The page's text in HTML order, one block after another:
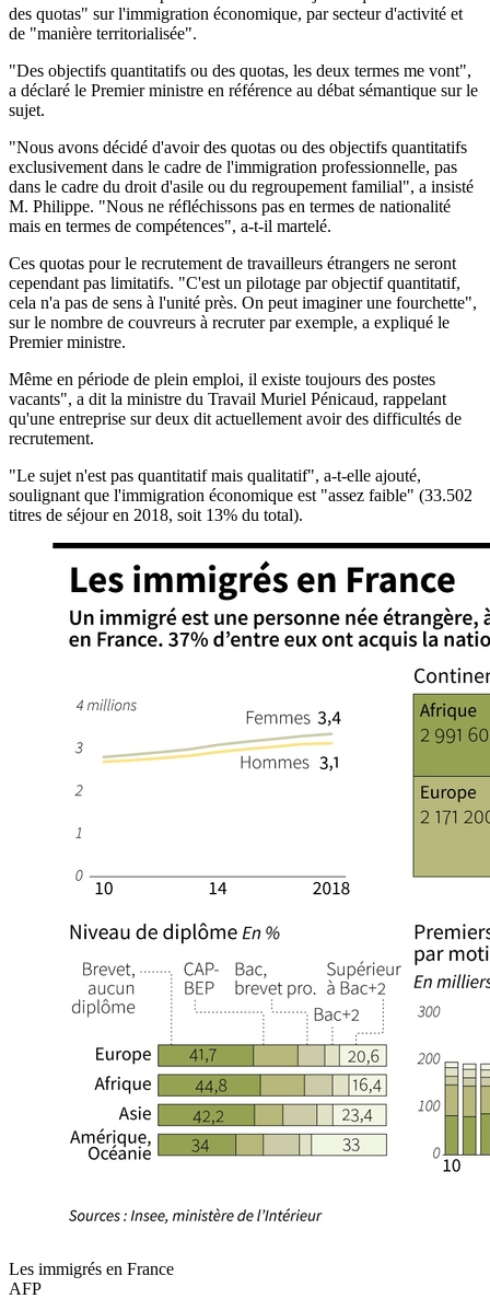
des quotas" sur l'immigration économique, par secteur d'activité et
de "manière territorialisée".
"Des objectifs quantitatifs ou des quotas, les deux termes me vont",
a déclaré le Premier ministre en référence au débat sémantique sur le
sujet.
"Nous avons décidé d'avoir des quotas ou des objectifs quantitatifs
exclusivement dans le cadre de l'immigration professionnelle, pas
dans le cadre du droit d'asile ou du regroupement familial", a insisté
M. Philippe. "Nous ne réfléchissons pas en termes de nationalité
mais en termes de compétences", a-t-il martelé.
Ces quotas pour le recrutement de travailleurs étrangers ne seront
cependant pas limitatifs. "C'est un pilotage par objectif quantitatif,
cela n'a pas de sens à l'unité près. On peut imaginer une fourchette",
sur le nombre de couvreurs à recruter par exemple, a expliqué le
Premier ministre.
Même en période de plein emploi, il existe toujours des postes
vacants", a dit la ministre du Travail Muriel Pénicaud, rappelant
qu'une entreprise sur deux dit actuellement avoir des difficultés de
recrutement.
"Le sujet n'est pas quantitatif mais qualitatif", a-t-elle ajouté,
soulignant que l'immigration économique est "assez faible" (33.502
titres de séjour en 2018, soit 13% du total).
Les immigrés en France
AFP